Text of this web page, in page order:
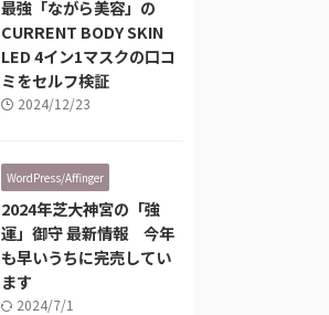
最強「ながら美容」の
CURRENT BODY SKIN
LED 4イン1マスクの口コ
ミをセルフ検証
2024/12/23
WordPress/Affinger
2024年芝大神宮の「強
運」御守 最新情報 今年
も早いうちに完売してい
ます
2024/7/1